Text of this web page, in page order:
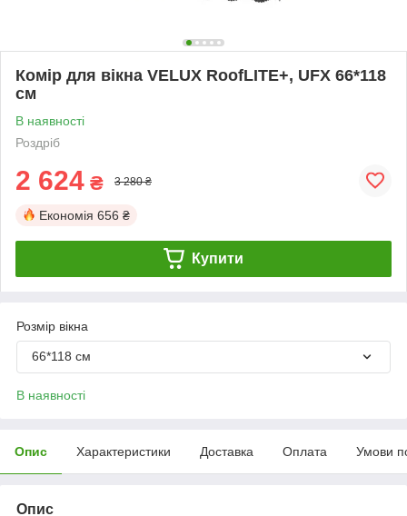
Комір для вікна VELUX RoofLITE+, UFX 66*118
см
В наявності
Роздріб
2 624 ₴ 3 280 ₴
Економія 656 ₴
Купити
Розмір вікна
66*118 см
В наявності
Опис Характеристики Доставка Оплата Умови
Опис